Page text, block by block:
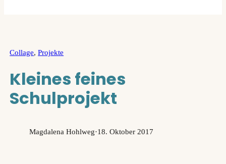
Collage, Projekte
Kleines feines
Schulprojekt
Magdalena Hohlweg·18. Oktober 2017